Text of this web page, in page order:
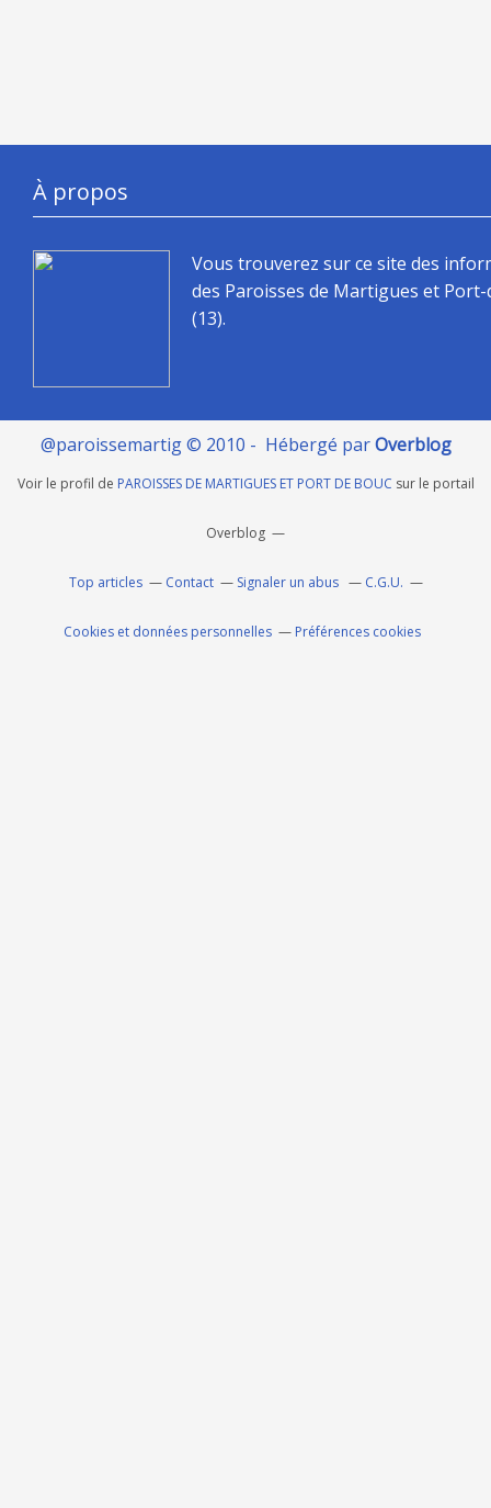
À propos
Vous trouverez sur ce site des
des Paroisses de Martigues et
(13).
@paroissemartig © 2010 - Hébergé parOverblog
Voir le profil de PAROISSES DE MARTIGUES ET PORT DE BOUC sur le portail
Overblog
Top articles Contact Signaler un abus C.G.U.
Cookies et données personnelles Préférences cookies